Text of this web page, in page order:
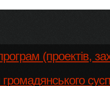
(проектів,